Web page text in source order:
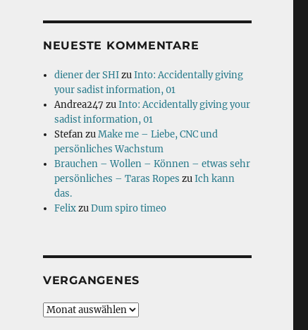
NEUESTE KOMMENTARE
diener der SHIzuInto: Accidentally giving
your sadist information, 01
Andrea247 zuInto: Accidentally giving your
sadist information, 01
StefanzuMake me – Liebe, CNC und
persönliches Wachstum
Brauchen – Wollen – Können – etwas sehr
persönliches – Taras Ropes zuIch kann
das.
FelixzuDum spiro timeo
VERGANGENES
Vergangenes